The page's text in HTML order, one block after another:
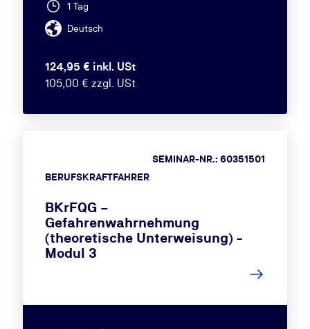
1 Tag
Deutsch
124,95 € inkl. USt
105,00 € zzgl. USt
BERUFSKRAFTFAHRER
SEMINAR-NR.: 60351501
BKrFQG –
Gefahrenwahrnehmung
(theoretische Unterweisung) -
Modul 3